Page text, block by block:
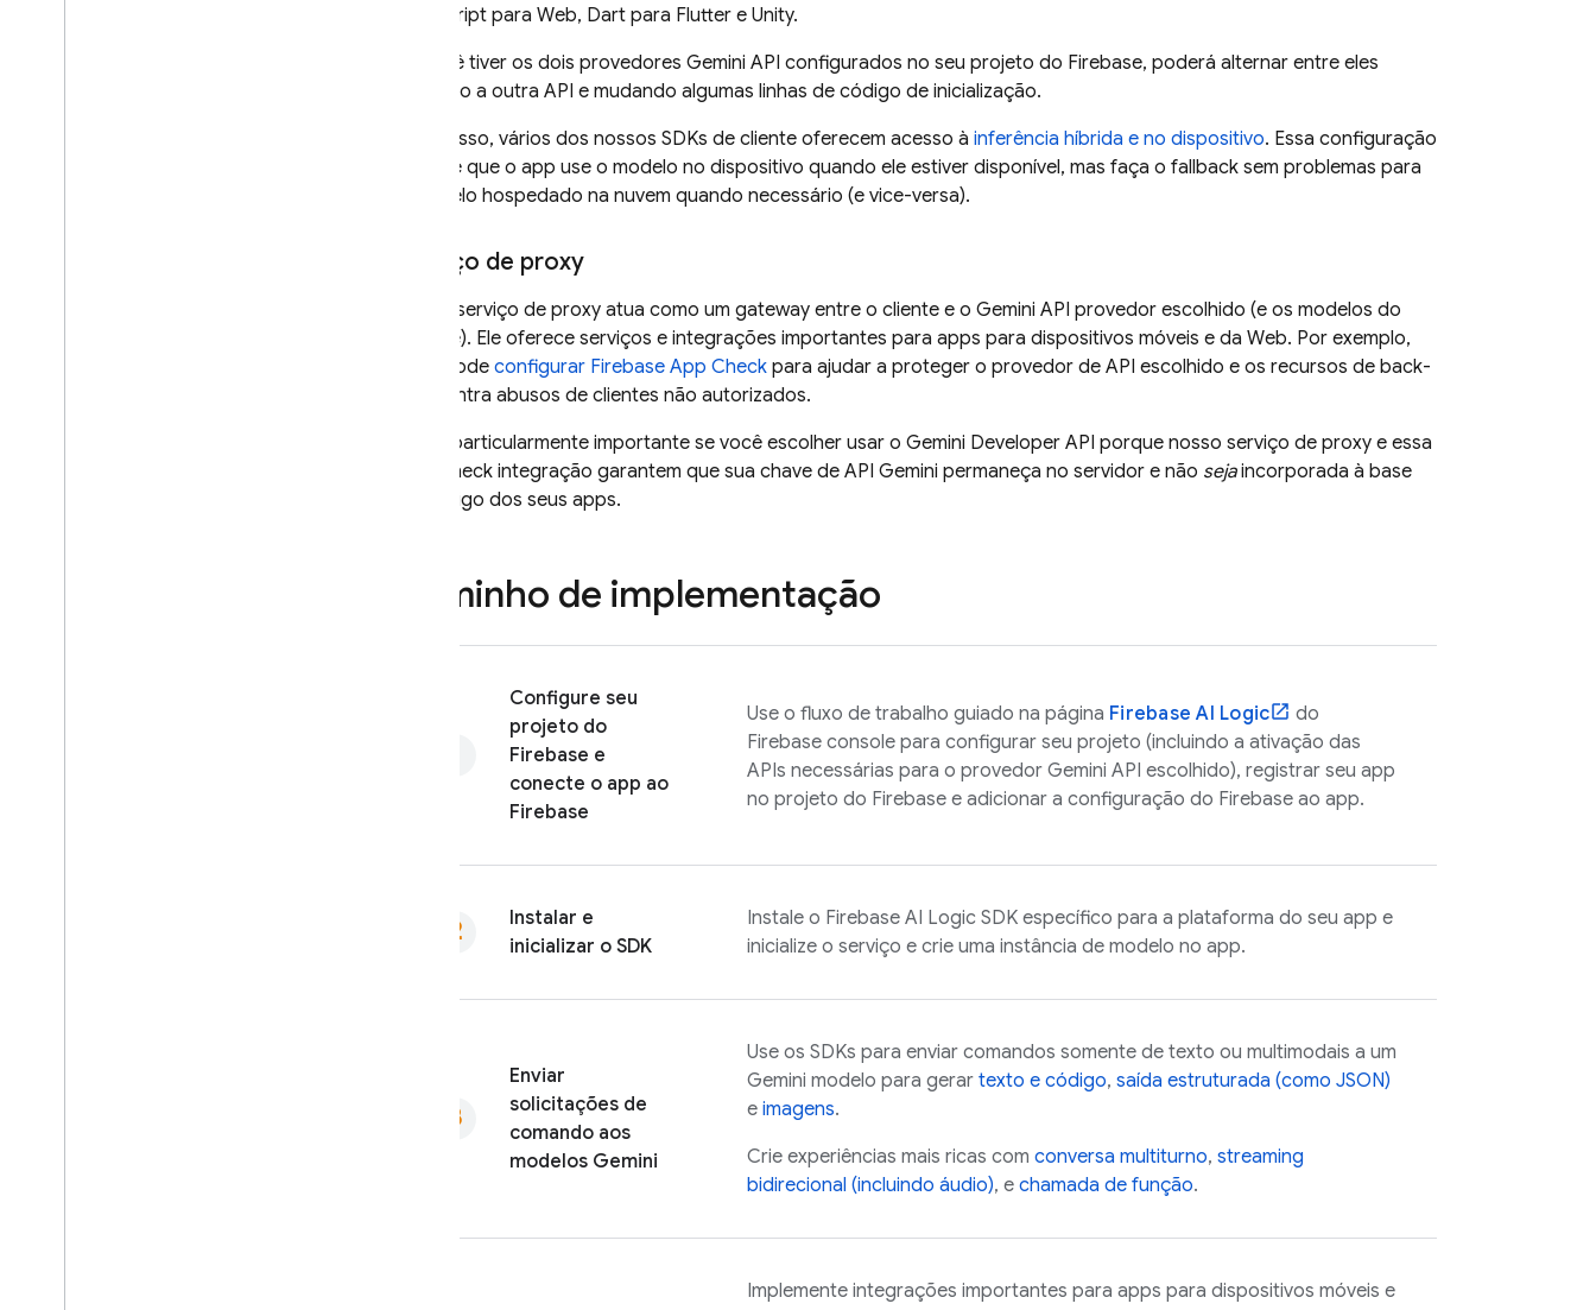
JavaScript para Web, Dart para Flutter e Unity.
Se você tiver os dois provedores Gemini API configurados no seu projeto do Firebase, poderá alternar entre eles
ativando a outra API e mudando algumas linhas de código de inicialização.
Além disso, vários dos nossos SDKs de cliente oferecem acesso à inferência híbrida e no dispositivo. Essa configuração
permite que o app use o modelo no dispositivo quando ele estiver disponível, mas faça o fallback sem problemas para
o modelo hospedado na nuvem quando necessário (e vice-versa).
Serviço de proxy
Nosso serviço de proxy atua como um gateway entre o cliente e o Gemini API provedor escolhido (e os modelos do
Google). Ele oferece serviços e integrações importantes para apps para dispositivos móveis e da Web. Por exemplo,
você pode configurar Firebase App Check para ajudar a proteger o provedor de API escolhido e os recursos de back-
end contra abusos de clientes não autorizados.
Isso é particularmente importante se você escolher usar o Gemini Developer API porque nosso serviço de proxy e essa
App Check integração garantem que sua chave de API Gemini permaneça no servidor e não sejaincorporada à base
de código dos seus apps.
Caminho de implementação
Configure seu
projeto do
Firebase e
conecte o app ao
Firebase
Use o fluxo de trabalho guiado na página Firebase AI Logic
do
Firebase console para configurar seu projeto (incluindo a ativação das
APIs necessárias para o provedor Gemini API escolhido), registrar seu app
no projeto do Firebase e adicionar a configuração do Firebase ao app.
Instalar e
inicializar o SDK
Instale o Firebase AI Logic SDK específico para a plataforma do seu app e
inicialize o serviço e crie uma instância de modelo no app.
Enviar
solicitações de
comando aos
modelos Gemini
Use os SDKs para enviar comandos somente de texto ou multimodais a um
Gemini modelo para gerar texto e código, saída estruturada (como JSON)
e imagens.
Crie experiências mais ricas com conversa multiturno, streaming
bidirecional (incluindo áudio), e chamada de função.
Implemente integrações importantes para apps para dispositivos móveis e